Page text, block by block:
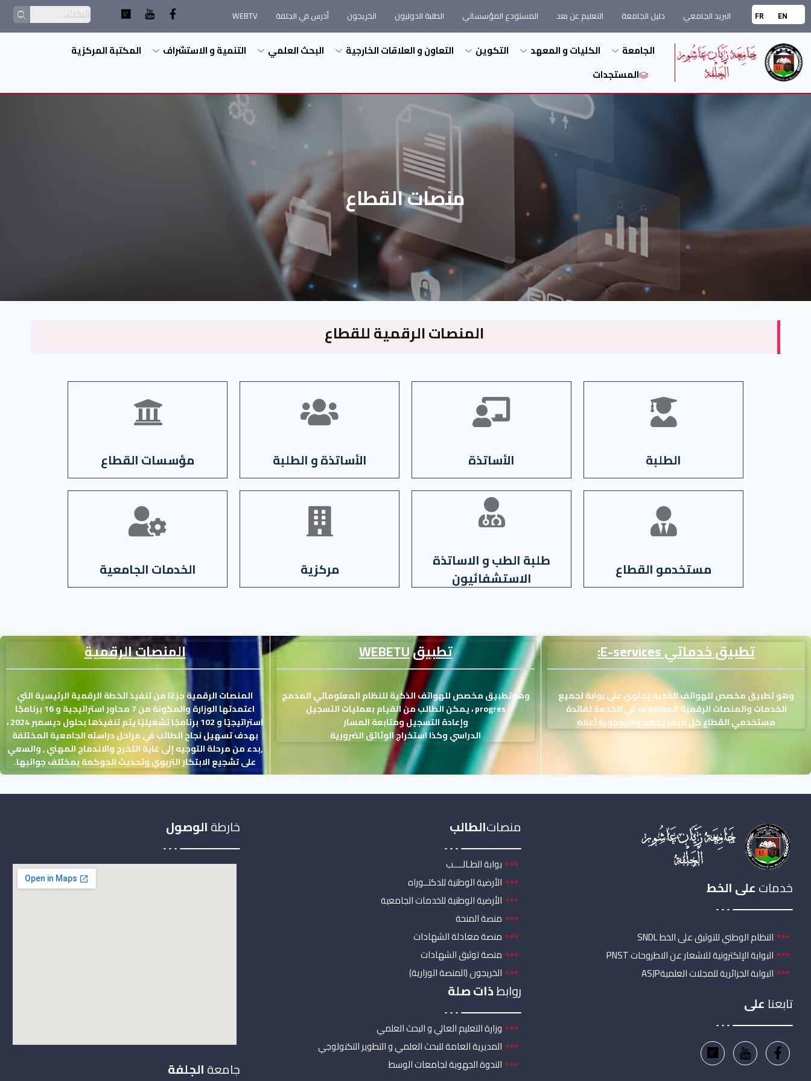
EN
FR البريد الجامعي دليل الجامعة التعليم عن بعد المستودع المؤسساتي الطلبة الدوليون الخريجون أدرس في الجلفة WEBTV
الجامعة الكليات و المعهد التكوين التعاون و العلاقات الخارجية البحث العلمي التنمية و الاستشراف
المكتبة المركزية
المستجدات
منصات القطاع
المنصات الرقمية للقطاع
الطلبة
الاطلاع على المنصات
الأساتذة
الاطلاع على المنصات
الأساتذة و الطلبة
الاطلاع على المنصات
مؤسسات القطاع
الاطلاع على المنصات
مستخدمو القطاع
الاطلاع على المنصات
طلبة الطب و الاساتذة
الاستشفائيون
مركزية
الاطلاع على المنصات
الخدمات الجامعية
الاطلاع على المنصات
تطبيق خدماتيE-services:
وهوتطبيق مخصص للهواتف الذكية يحتوي على بوابة لجميع
الخدمات والمنصات الرقمية الموضوعة فيالخدمة لفائدة
مستخدمي القطاع كل فيما يخصه والمذكورة أعلاه
تطبيقWEBETU
وهوتطبيق مخصص للهواتف الذكية للنظام المعلوماتي المدمج
progres،يمكن الطالب من القيام بعمليات التسجيل
وإعادة التسجيل ومتابعة المسار
الدراسي وكذا استخراج الوثائق الضرورية
المنصات الرقمية
المنصات الرقمية جزءًا من تنفيذ الخطة الرقمية الرئيسية التي
اعتمدتها الوزارة والمكونة من 7 محاور استراتيجية و 16 برنامجًا
استراتيجيًا و 102 برنامجًا تشغيليًا يتم تنفيذها بحلول ديسمبر 2024 ،
بهدف تسهيل نجاح الطالب في مراحل دراسته الجامعية المختلفة
,بدء من مرحلة التوجيه إلى غاية التخرج والاندماج المهني , والسعي
على تشجيع الابتكار التربوي وتحديث الحوكمة بمختلف جوانبها.
خدماتعلى الخط
النظام الوطني للتوثيق على الخط SNDL
البوابة الإلكترونية للاشعار عن الاطروحات PNST
البوابة الجزائرية للمجلات العلميةASJP
تابعنا على
منصاتالطالب
بوابة الطـالــــب
الأرضية الوطنية للدكتــوراه
الأرضية الوطنية للخدمات الجامعية
منصة المنحة
منصة معادلة الشهادات
منصة توثيق الشهادات
الخريجون (المنصة الوزارية)
روابطذات صلة
وزارة التعليم العالي و البحث العلمي
المديرية العامة للبحث العلمي و التطوير التكنولوجي
الندوة الجهوية لجامعات الوسط
خارطةالوصول
جامعةالجلفة